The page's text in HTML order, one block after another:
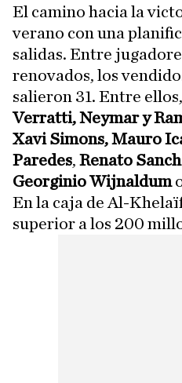
El camino hacia la
verano con una
salidas. Entre
renovados, los
salieron 31. Entre
Verratti, Neymar y
Xavi Simons, Mauro
Paredes, Renato
Georginio Wijnaldum
En la caja de Al-
superior a los 200